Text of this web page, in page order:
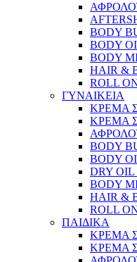
BODY
BODY
BODY
HAIR &
ROLL
ΓΥΝΑΙΚΕΙΑ
ΚΡΕΜΑ
ΚΡΕΜΑ
BODY
BODY
DRY
BODY
HAIR &
ROLL
ΠΑΙΔΙΚΑ
ΚΡΕΜΑ
ΚΡΕΜΑ